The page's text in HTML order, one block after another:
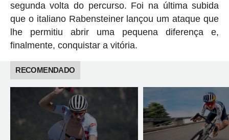
segunda volta do percurso. Foi na última subida
que o italiano Rabensteiner lançou um ataque que
lhe permitiu abrir uma pequena diferença e,
finalmente, conquistar a vitória.
RECOMENDADO